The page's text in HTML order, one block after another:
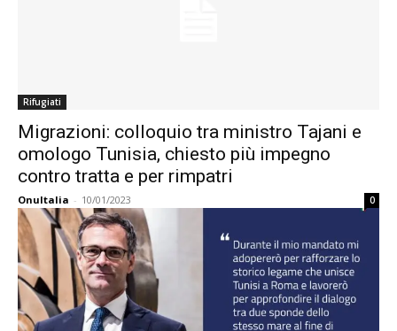
Rifugiati
Migrazioni: colloquio tra ministro Tajani e
omologo Tunisia, chiesto più impegno
contro tratta e per rimpatri
OnuItalia - 10/01/2023 0